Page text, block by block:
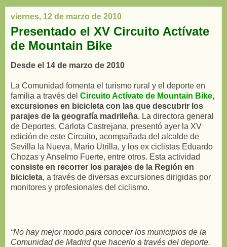
viernes, 12 de marzo de 2010
Presentado el XV Circuito Actívate
de Mountain Bike
Desde el 14 de marzo de 2010
La Comunidad fomenta el turismo rural y el deporte en
familia a través del Circuito Actívate de Mountain Bike,
excursiones en bicicleta con las que descubrir los
parajes de la geografía madrileña. La directora general
de Deportes, Carlota Castrejana, presentó ayer la XV
edición de este Circuito, acompañada del alcalde de
Sevilla la Nueva, Mario Utrilla, y los ex ciclistas Eduardo
Chozas y Anselmo Fuerte, entre otros. Esta actividad
consiste en recorrer los parajes de la Región en
bicicleta, a través de diversas excursiones dirigidas por
monitores y profesionales del ciclismo.
“No hay mejor modo para conocer los municipios de la
Comunidad de Madrid que hacerlo a través del deporte.